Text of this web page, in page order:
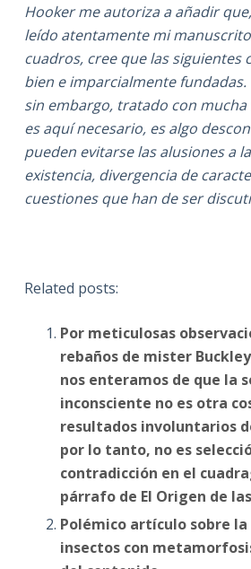
Hooker me autoriza a añadir
leído atentamente mi
cuadros, cree que las siguientes
bien e imparcialmente
sin embargo, tratado con
es aquí necesario, es algo
pueden evitarse las alusiones a
existencia, divergencia de
cuestiones que han de ser
Related posts:
Por meticulosas
rebaños de mister
nos enteramos de que la
inconsciente no es otra
resultados involuntarios
por lo tanto, no es
contradicción en el
párrafo de El Origen de
Polémico artículo sobre
insectos con